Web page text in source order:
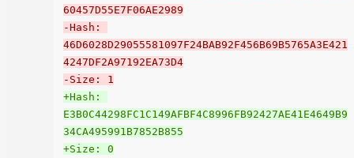
60457D55E7F06AE2989
-Hash:
46D6028D29055581097F24BAB92F456B69B5765A3E421
4247DF2A97192EA73D4
-Size: 1
+Hash:
E3B0C44298FC1C149AFBF4C8996FB92427AE41E4649B9
34CA495991B7852B855
+Size: 0